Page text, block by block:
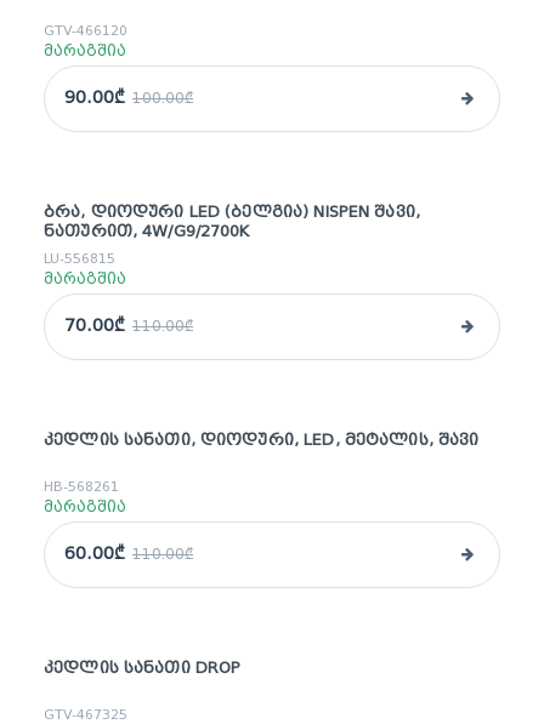
GTV-466120
მარაგშია
90.00₾ 100.00₾
sale
ᲑᲠᲐ, ᲓᲘᲝᲓᲣᲠᲘ LED (ᲑᲔᲚᲒᲘᲐ) NISPEN ᲨᲐᲕᲘ,
ᲜᲐᲗᲣᲠᲘᲗ, 4W/G9/2700K
LU-556815
მარაგშია
70.00₾ 110.00₾
sale
ᲙᲔᲓᲚᲘᲡ ᲡᲐᲜᲐᲗᲘ, ᲓᲘᲝᲓᲣᲠᲘ, LED, ᲛᲔᲢᲐᲚᲘᲡ, ᲨᲐᲕᲘ
HB-568261
მარაგშია
60.00₾ 110.00₾
ᲙᲔᲓᲚᲘᲡ ᲡᲐᲜᲐᲗᲘ DROP
GTV-467325